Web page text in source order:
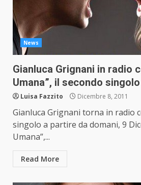
News
Gianluca Grignani in radio
Umana”, il secondo singolo
Luisa Fazzito Dicembre 8, 2011
Gianluca Grignani torna in radio
singolo a partire da domani, 9
Umana”,...
Read More